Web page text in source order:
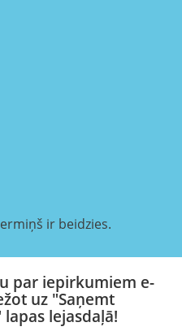
ir beidzies.
par iepirkumiem e-
uz "Saņemt
lejasdaļā!